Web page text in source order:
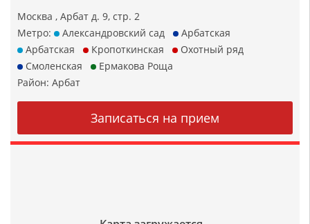
Москва , Арбат д. 9, стр. 2
Метро:
Александровский сад
Арбатская
Арбатская
Кропоткинская
Охотный ряд
Смоленская
Ермакова Роща
Район: Арбат